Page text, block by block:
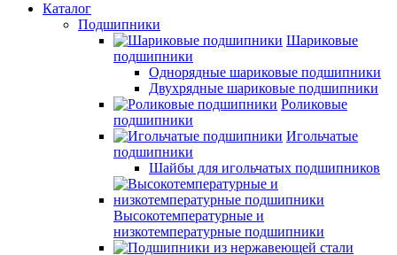
Каталог
Подшипники
Шариковые
подшипники
Однорядные шариковые подшипники
Двухрядные шариковые подшипники
Роликовые
подшипники
Игольчатые
подшипники
Шайбы для игольчатых подшипников
Высокотемпературные и
низкотемпературные подшипники